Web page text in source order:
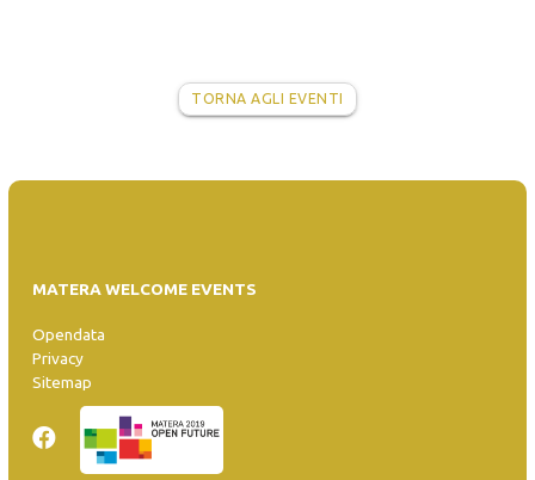
TORNA AGLI EVENTI
MATERA WELCOME EVENTS
Opendata
Privacy
Sitemap